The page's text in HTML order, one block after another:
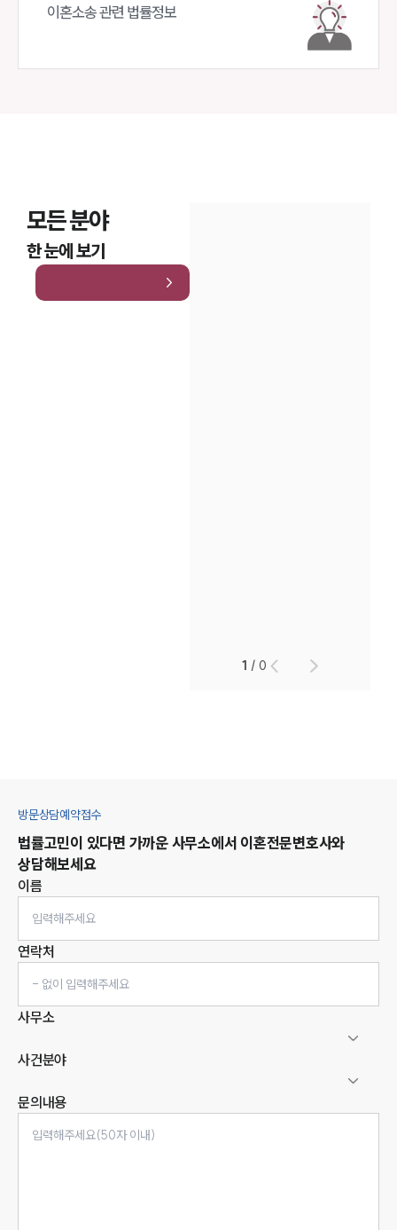
이혼소송 관련 법률정보
모든 분야
한 눈에 보기
1 /0
방문상담예약접수
법률고민이 있다면 가까운 사무소에서 이혼전문변호사와
상담해보세요
이름
연락처
사무소
사건분야
문의내용